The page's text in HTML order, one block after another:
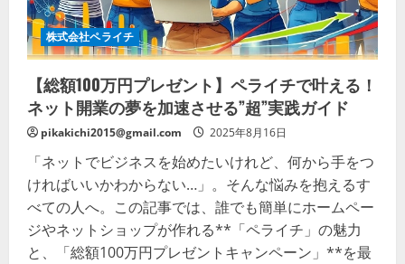
獲
得
す
る
方
の
詳
細
を
ご
く
だ
さ
い
株式会社ペライチ
【総額100万円プレゼント】ペライチで叶える！
ネット開業の夢を加速させる”超”実践ガイド
pikakichi2015@gmail.com 2025年8月16日
「ネットでビジネスを始めたいけれど、何から手をつ
ければいいかわからない…」。そんな悩みを抱えるす
べての人へ。この記事では、誰でも簡単にホームペー
ジやネットショップが作れる**「ペライチ」の魅力
と、「総額100万円プレゼントキャンペーン」**を最